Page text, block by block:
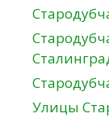
Улицы